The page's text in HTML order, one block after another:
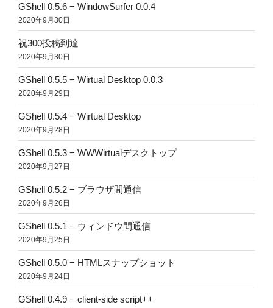
GShell 0.5.6 − WindowSurfer 0.0.4
2020年9月30日
祝300投稿到達
2020年9月30日
GShell 0.5.5 − Wirtual Desktop 0.0.3
2020年9月29日
GShell 0.5.4 − Wirtual Desktop
2020年9月28日
GShell 0.5.3 − WWWirtualデスクトップ
2020年9月27日
GShell 0.5.2 − ブラウザ間通信
2020年9月26日
GShell 0.5.1 − ウィンドウ間通信
2020年9月25日
GShell 0.5.0 − HTMLスナップショット
2020年9月24日
GShell 0.4.9 − client-side script++